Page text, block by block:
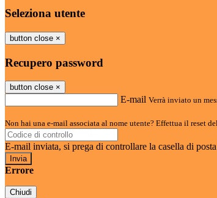
Seleziona utente
button close ×
Recupero password
button close ×
E-mail Verrà inviato un
Non hai una e-mail associata al nome utente? Effettua il reset
E-mail inviata, si prega di controllare la casella di
Errore
Chiudi